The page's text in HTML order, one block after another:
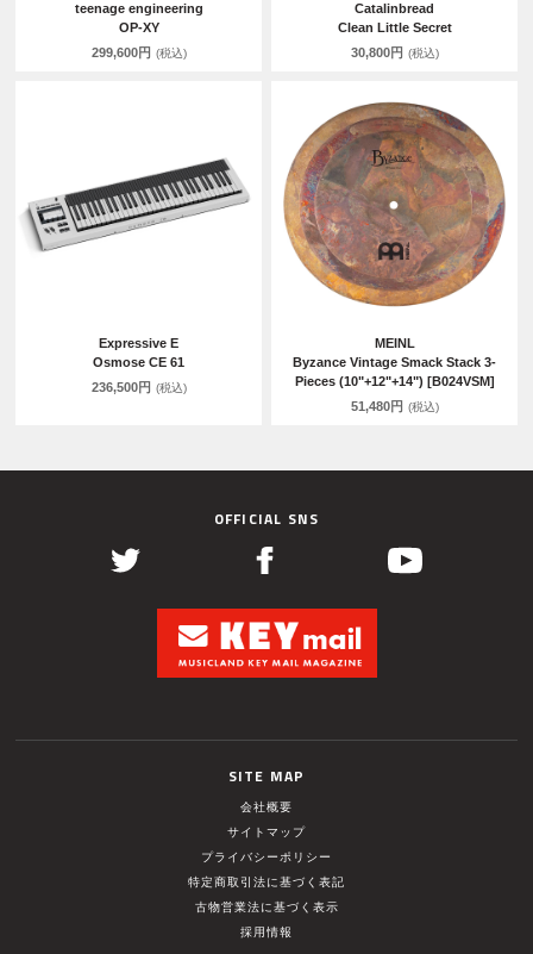
teenage engineering
OP-XY
299,600円 (税込)
Catalinbread
Clean Little Secret
30,800円 (税込)
Expressive E
Osmose CE 61
236,500円 (税込)
MEINL
Byzance Vintage Smack Stack 3-
Pieces (10"+12"+14") [B024VSM]
51,480円 (税込)
OFFICIAL SNS
SITE MAP
会社概要
サイトマップ
プライバシーポリシー
特定商取引法に基づく表記
古物営業法に基づく表示
採用情報